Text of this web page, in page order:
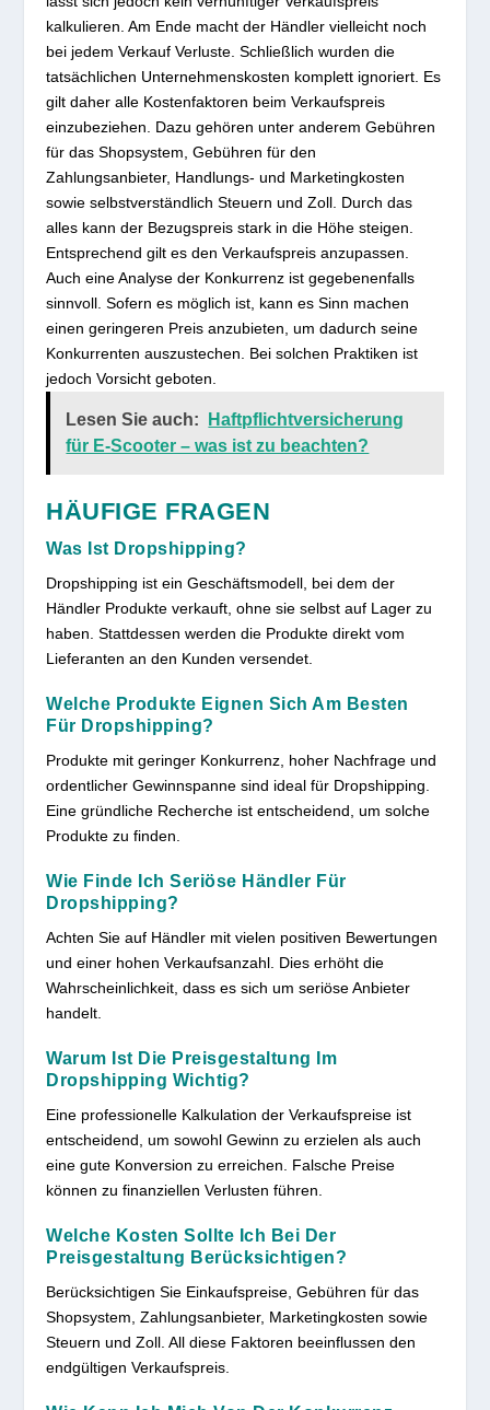
kalkulieren. Am Ende macht der Händler vielleicht noch
bei jedem Verkauf Verluste. Schließlich wurden die
tatsächlichen Unternehmenskosten komplett ignoriert. Es
gilt daher alle Kostenfaktoren beim Verkaufspreis
einzubeziehen. Dazu gehören unter anderem Gebühren
für das Shopsystem, Gebühren für den
Zahlungsanbieter, Handlungs- und Marketingkosten
sowie selbstverständlich Steuern und Zoll. Durch das
alles kann der Bezugspreis stark in die Höhe steigen.
Entsprechend gilt es den Verkaufspreis anzupassen.
Auch eine Analyse der Konkurrenz ist gegebenenfalls
sinnvoll. Sofern es möglich ist, kann es Sinn machen
einen geringeren Preis anzubieten, um dadurch seine
Konkurrenten auszustechen. Bei solchen Praktiken ist
jedoch Vorsicht geboten.
Lesen Sie auch:
Haftpflichtversicherung
für E-Scooter – was ist zu beachten?
HÄUFIGE FRAGEN
Was Ist Dropshipping?
Dropshipping ist ein Geschäftsmodell, bei dem der
Händler Produkte verkauft, ohne sie selbst auf Lager zu
haben. Stattdessen werden die Produkte direkt vom
Lieferanten an den Kunden versendet.
Welche Produkte Eignen Sich Am Besten
Für Dropshipping?
Produkte mit geringer Konkurrenz, hoher Nachfrage und
ordentlicher Gewinnspanne sind ideal für Dropshipping.
Eine gründliche Recherche ist entscheidend, um solche
Produkte zu finden.
Wie Finde Ich Seriöse Händler Für
Dropshipping?
Achten Sie auf Händler mit vielen positiven Bewertungen
und einer hohen Verkaufsanzahl. Dies erhöht die
Wahrscheinlichkeit, dass es sich um seriöse Anbieter
handelt.
Warum Ist Die Preisgestaltung Im
Dropshipping Wichtig?
Eine professionelle Kalkulation der Verkaufspreise ist
entscheidend, um sowohl Gewinn zu erzielen als auch
eine gute Konversion zu erreichen. Falsche Preise
können zu finanziellen Verlusten führen.
Welche Kosten Sollte Ich Bei Der
Preisgestaltung Berücksichtigen?
Berücksichtigen Sie Einkaufspreise, Gebühren für das
Shopsystem, Zahlungsanbieter, Marketingkosten sowie
Steuern und Zoll. All diese Faktoren beeinflussen den
endgültigen Verkaufspreis.